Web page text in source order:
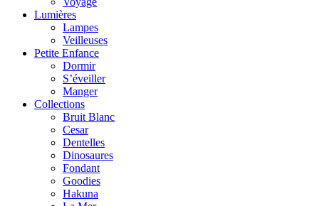
Lumières
Lampes
Veilleuses
Petite Enfance
Dormir
S’éveiller
Manger
Collections
Bruit Blanc
Cesar
Dentelles
Dinosaures
Fondant
Goodies
Hakuna